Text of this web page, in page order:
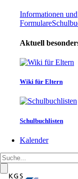
Informationen und
Formulare
Aktuell
Wiki für Eltern
Schulbuchlisten
Kalender